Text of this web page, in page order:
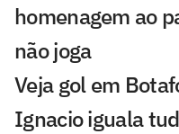
homenagem ao
não joga
Veja gol em
Ignacio iguala